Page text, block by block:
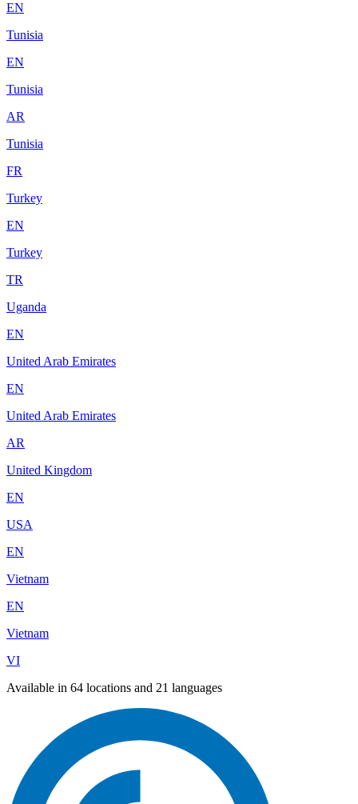
EN
Tunisia
EN
Tunisia
AR
Tunisia
FR
Turkey
EN
Turkey
TR
Uganda
EN
United Arab Emirates
EN
United Arab Emirates
AR
United Kingdom
EN
USA
EN
Vietnam
EN
Vietnam
VI
Available in 64 locations and 21 languages